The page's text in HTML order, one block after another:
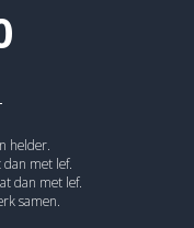
helder.
dan met lef.
dan met lef.
samen.